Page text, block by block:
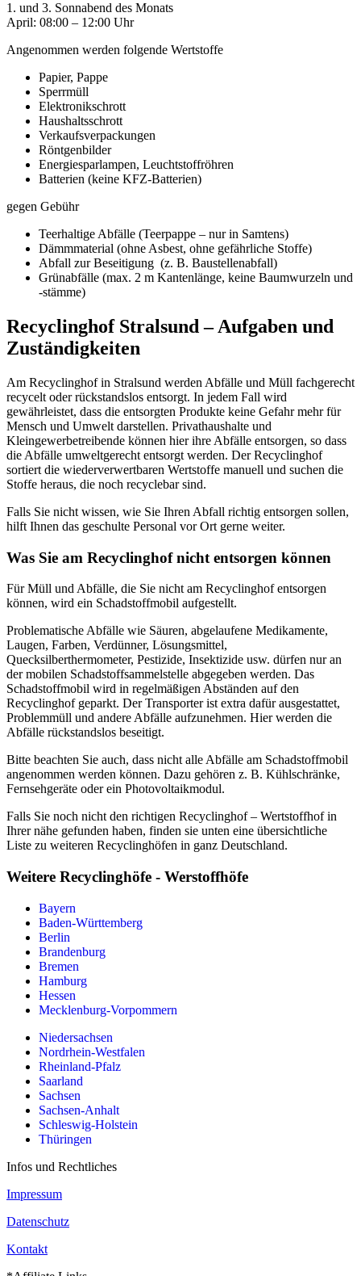
1. und 3. Sonnabend des Monats
April: 08:00 – 12:00 Uhr
Angenommen werden folgende Wertstoffe
Papier, Pappe
Sperrmüll
Elektronikschrott
Haushaltsschrott
Verkaufsverpackungen
Röntgenbilder
Energiesparlampen, Leuchtstoffröhren
Batterien (keine KFZ-Batterien)
gegen Gebühr
Teerhaltige Abfälle (Teerpappe – nur in Samtens)
Dämmmaterial (ohne Asbest, ohne gefährliche Stoffe)
Abfall zur Beseitigung (z. B. Baustellenabfall)
Grünabfälle (max. 2 m Kantenlänge, keine Baumwurzeln und
-stämme)
Recyclinghof Stralsund – Aufgaben und
Zuständigkeiten
Am Recyclinghof in Stralsund werden Abfälle und Müll fachgerecht
recycelt oder rückstandslos entsorgt. In jedem Fall wird
gewährleistet, dass die entsorgten Produkte keine Gefahr mehr für
Mensch und Umwelt darstellen. Privathaushalte und
Kleingewerbetreibende können hier ihre Abfälle entsorgen, so dass
die Abfälle umweltgerecht entsorgt werden. Der Recyclinghof
sortiert die wiederverwertbaren Wertstoffe manuell und suchen die
Stoffe heraus, die noch recyclebar sind.
Falls Sie nicht wissen, wie Sie Ihren Abfall richtig entsorgen sollen,
hilft Ihnen das geschulte Personal vor Ort gerne weiter.
Was Sie am Recyclinghof nicht entsorgen können
Für Müll und Abfälle, die Sie nicht am Recyclinghof entsorgen
können, wird ein Schadstoffmobil aufgestellt.
Problematische Abfälle wie Säuren, abgelaufene Medikamente,
Laugen, Farben, Verdünner, Lösungsmittel,
Quecksilberthermometer, Pestizide, Insektizide usw. dürfen nur an
der mobilen Schadstoffsammelstelle abgegeben werden. Das
Schadstoffmobil wird in regelmäßigen Abständen auf den
Recyclinghof geparkt. Der Transporter ist extra dafür ausgestattet,
Problemmüll und andere Abfälle aufzunehmen. Hier werden die
Abfälle rückstandslos beseitigt.
Bitte beachten Sie auch, dass nicht alle Abfälle am Schadstoffmobil
angenommen werden können. Dazu gehören z. B. Kühlschränke,
Fernsehgeräte oder ein Photovoltaikmodul.
Falls Sie noch nicht den richtigen Recyclinghof – Wertstoffhof in
Ihrer nähe gefunden haben, finden sie unten eine übersichtliche
Liste zu weiteren Recyclinghöfen in ganz Deutschland.
Weitere Recyclinghöfe - Werstoffhöfe
Bayern
Baden-Württemberg
Berlin
Brandenburg
Bremen
Hamburg
Hessen
Mecklenburg-Vorpommern
Niedersachsen
Nordrhein-Westfalen
Rheinland-Pfalz
Saarland
Sachsen
Sachsen-Anhalt
Schleswig-Holstein
Thüringen
Infos und Rechtliches
Impressum
Datenschutz
Kontakt